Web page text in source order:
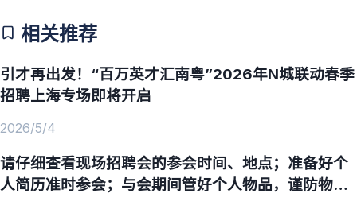
相关推荐
引才再出发！“百万英才汇南粤”2026年N城联动春季
招聘上海专场即将开启
2026/5/4
请仔细查看现场招聘会的参会时间、地点；准备好个
人简历准时参会；与会期间管好个人物品，谨防物品